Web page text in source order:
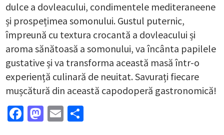
dulce a dovleacului, condimentele mediteraneene
și prospețimea somonului. Gustul puternic,
împreună cu textura crocantă a dovleacului și
aroma sănătoasă a somonului, va încânta papilele
gustative și va transforma această masă într-o
experiență culinară de neuitat. Savurați fiecare
mușcătură din această capodoperă gastronomică!
Facebook
Mastodon
Email